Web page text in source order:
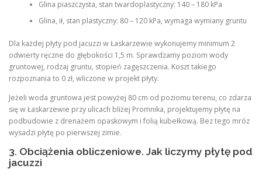
Glina piaszczysta, stan twardoplastyczny: 140 – 180 kPa
Glina, ił, stan plastyczny: 80 – 120 kPa, wymaga wymiany gruntu
Dla każdej płyty pod jacuzzi w Łaskarzewie wykonujemy minimum 2
odwierty ręczne do głębokości 1,5 m. Sprawdzamy poziom wody
gruntowej, rodzaj gruntu, stopień zagęszczenia. Koszt takiego
rozpoznania to 0 zł, wliczone w projekt płyty.
Jeżeli woda gruntowa jest powyżej 80 cm od poziomu terenu, co zdarza
się w Łaskarzewie przy ulicach bliżej Promnika, projektujemy płytę na
podbudowie z drenażem opaskowym i folią kubełkową. Bez tego mróz
wysadzi płytę po pierwszej zimie.
3. Obciążenia obliczeniowe. Jak liczymy płytę pod
jacuzzi